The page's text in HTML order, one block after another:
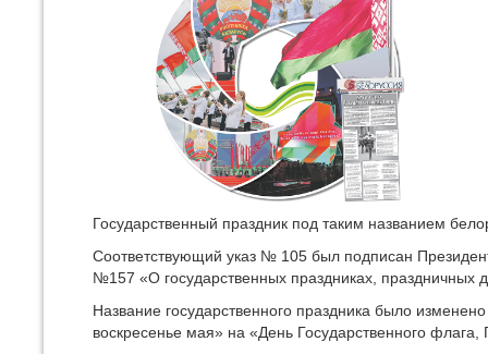
Государственный праздник под таким названием
Соответствующий указ № 105 был подписан
№157 «О государственных праздниках, праздничных
Название государственного праздника было
воскресенье мая» на «День Государственного флага,